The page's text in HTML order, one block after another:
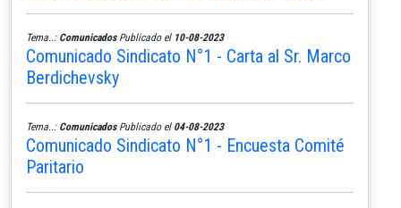
Tema..: ComunicadosPublicado el 10-08-2023
Comunicado Sindicato N°1 - Carta al Sr. Marco
Berdichevsky
Tema..: ComunicadosPublicado el 04-08-2023
Comunicado Sindicato N°1 - Encuesta Comité
Paritario